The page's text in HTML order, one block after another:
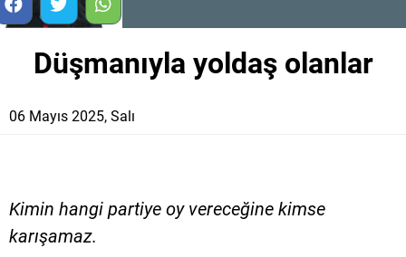
Düşmanıyla yoldaş olanlar
06 Mayıs 2025, Salı
Kimin hangi partiye oy vereceğine kimse
karışamaz.